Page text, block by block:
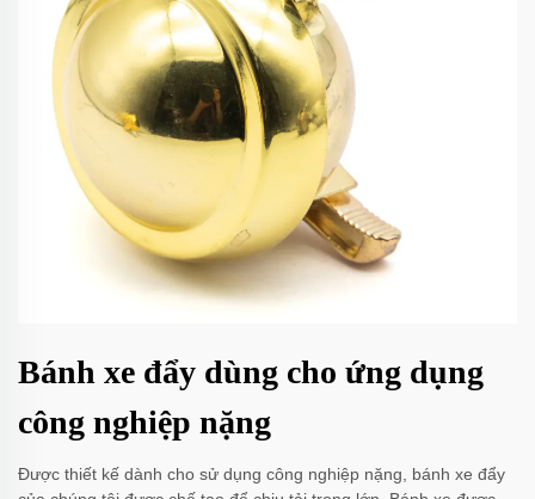
Bánh xe đẩy dùng cho ứng dụng
công nghiệp nặng
Được thiết kế dành cho sử dụng công nghiệp nặng, bánh xe đẩy